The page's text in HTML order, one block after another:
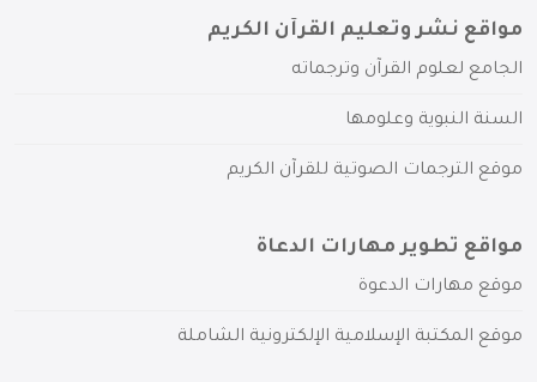
مواقع نشر وتعليم القرآن الكريم
الجامع لعلوم القرآن وترجماته
السنة النبوية وعلومها
موقع الترجمات الصوتية للقرآن الكريم
مواقع تطوير مهارات الدعاة
موقع مهارات الدعوة
موقع المكتبة الإسلامية الإلكترونية الشاملة